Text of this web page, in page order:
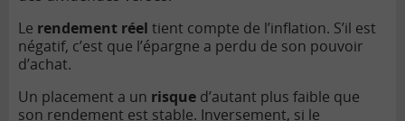
Le rendement réel tient compte de l’inflation. S’il est
négatif, c’est que l’épargne a perdu de son pouvoir
d’achat.
Un placement a un risque d’autant plus faible que
son rendement est stable. Inversement, si le